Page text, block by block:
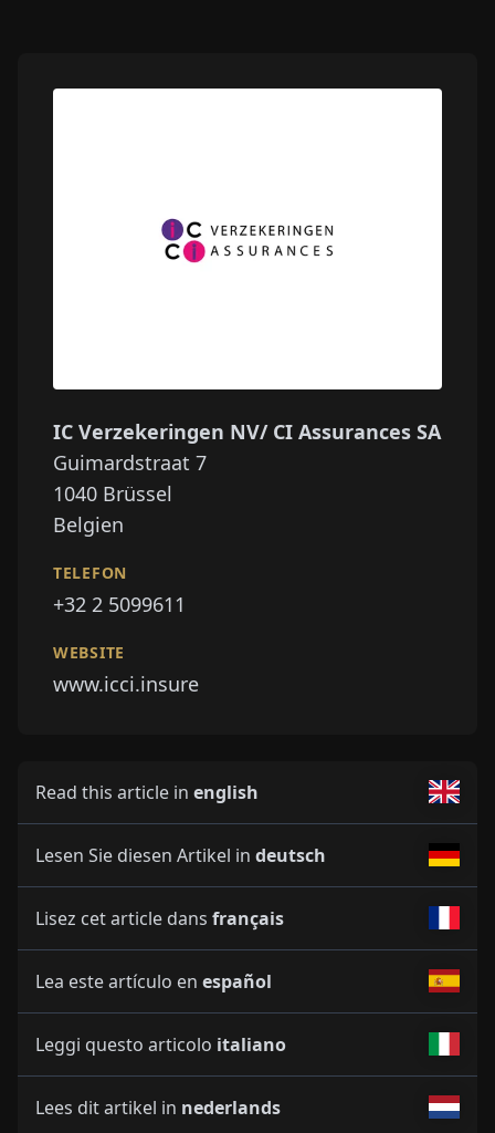
IC Verzekeringen NV/ CI Assurances SA
Guimardstraat 7
1040 Brüssel
Belgien
TELEFON
+32 2 5099611
WEBSITE
www.icci.insure
Read this article in english
Lesen Sie diesen Artikel in deutsch
Lisez cet article dans français
Lea este artículo en español
Leggi questo articolo italiano
Lees dit artikel in nederlands